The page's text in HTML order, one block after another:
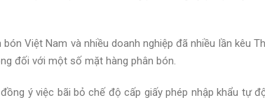
Việt Nam và nhiều doanh nghiệp đã nhiều lần kêu
đối với một số mặt hàng phân bón.
ý việc bãi bỏ chế độ cấp giấy phép nhập khẩu tự